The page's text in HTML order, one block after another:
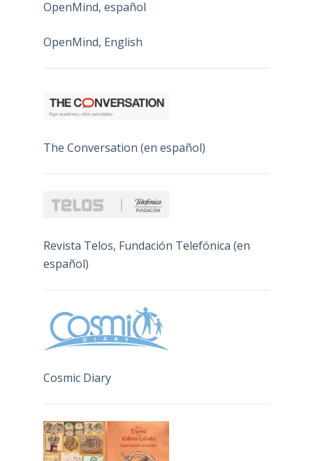
OpenMind, español
OpenMind, English
The Conversation (en español)
Revista Telos, Fundación Telefónica (en
español)
Cosmic Diary